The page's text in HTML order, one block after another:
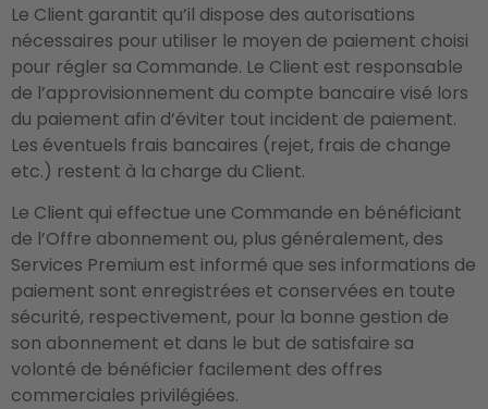
Le Client garantit qu’il dispose des autorisations
nécessaires pour utiliser le moyen de paiement choisi
pour régler sa Commande. Le Client est responsable
de l’approvisionnement du compte bancaire visé lors
du paiement afin d’éviter tout incident de paiement.
Les éventuels frais bancaires (rejet, frais de change
etc.) restent à la charge du Client.
Le Client qui effectue une Commande en bénéficiant
de l’Offre abonnement ou, plus généralement, des
Services Premium est informé que ses informations de
paiement sont enregistrées et conservées en toute
sécurité, respectivement, pour la bonne gestion de
son abonnement et dans le but de satisfaire sa
volonté de bénéficier facilement des offres
commerciales privilégiées.